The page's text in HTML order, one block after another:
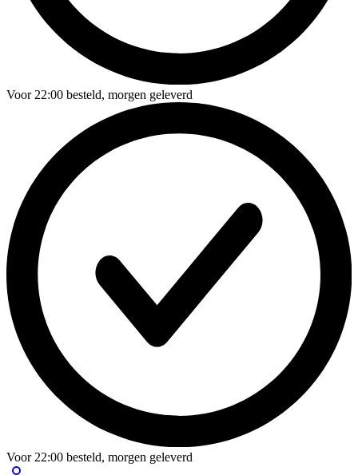
Voor22:00 besteld, morgen geleverd
Voor22:00 besteld, morgen geleverd